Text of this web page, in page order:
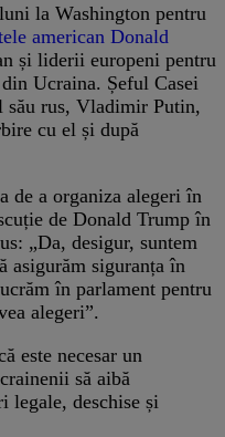
la Washington pentru
american Donald
și liderii europeni pentru
Ucraina. Șeful Casei
rus, Vladimir Putin,
cu el și după
de a organiza alegeri în
de Donald Trump în
„Da, desigur, suntem
asigurăm siguranța în
în parlament pentru
alegeri”.
este necesar un
să aibă
legale, deschise și